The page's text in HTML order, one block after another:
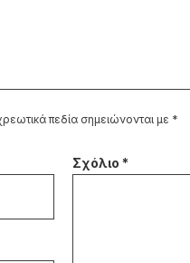
πεδία σημειώνονται με *